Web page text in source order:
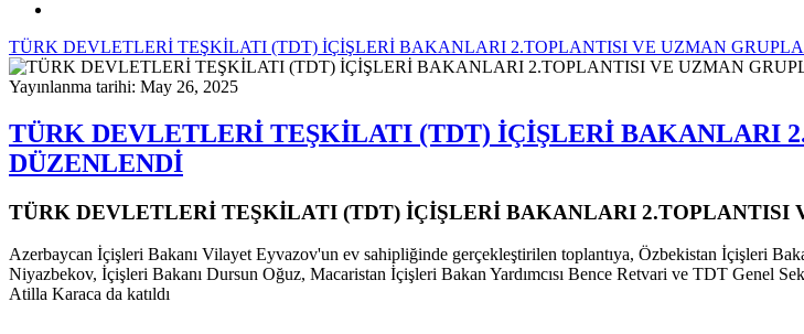
TÜRK DEVLETLERİ TEŞKİLATI (TDT) İÇİŞLERİ BAKANLARI 2.TOPLANTISI VE UZMAN
Yayınlanma tarihi: May 26, 2025
TÜRK DEVLETLERİ TEŞKİLATI (TDT) İÇİŞLERİ BAKANLARI
DÜZENLENDİ
TÜRK DEVLETLERİ TEŞKİLATI (TDT) İÇİŞLERİ BAKANLARI 2.TOPLANTISI
Azerbaycan İçişleri Bakanı Vilayet Eyvazov'un ev sahipliğinde gerçekleştirilen toplantıya, Özbekistan İçişleri
Niyazbekov, İçişleri Bakanı Dursun Oğuz, Macaristan İçişleri Bakan Yardımcısı Bence Retvari ve TDT Genel
Atilla Karaca da katıldı